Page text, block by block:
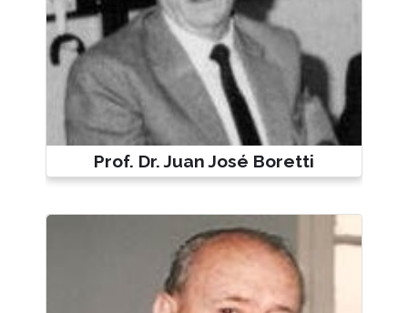
Prof. Dr. Juan José Boretti